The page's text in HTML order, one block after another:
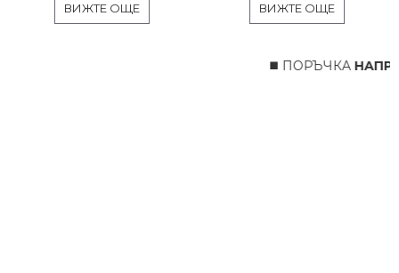
ВИЖТЕ ОЩЕ ВИЖТЕ ОЩЕ
◼️ ПОРЪЧКА